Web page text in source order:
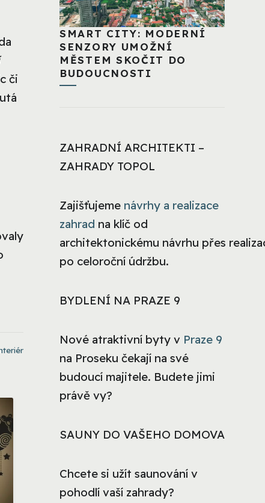
či
SMART CITY: MODERNÍ
SENZORY UMOŽNÍ
MĚSTEM SKOČIT DO
BUDOUCNOSTI
ZAHRADNÍ ARCHITEKTI –
ZAHRADY TOPOL
Zajišťujeme návrhy a realizace
zahrad na klíč od
architektonickému návrhu přes
po celoroční údržbu.
BYDLENÍ NA PRAZE 9
Nové atraktivní byty v Praze 9
na Proseku čekají na své
budoucí majitele. Budete jimi
právě vy?
SAUNY DO VAŠEHO DOMOVA
Chcete si užít saunování v
pohodlí vaší zahrady?